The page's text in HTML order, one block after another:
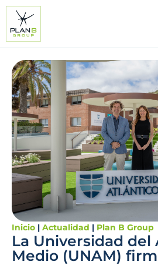
Inicio | Actualidad | Plan B Group
La Universidad
Medio (UNAM)